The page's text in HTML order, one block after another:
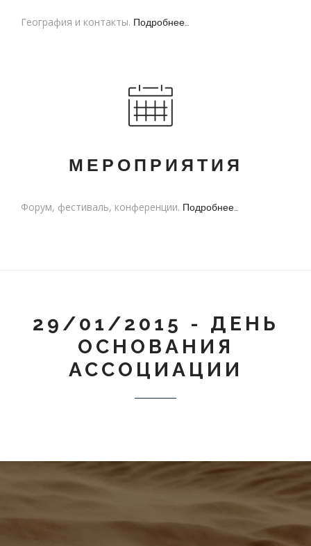
География и контакты. Подробнее...
МЕРОПРИЯТИЯ
Форум, фестиваль, конференции. Подробнее...
29/01/2015 - ДЕНЬ
ОСНОВАНИЯ
АССОЦИАЦИИ